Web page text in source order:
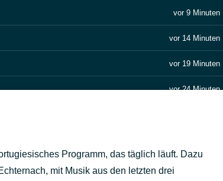
vor 9 Minuten
vor 14 Minuten
vor 19 Minuten
vor 24 Minuten
vor 35 Minuten
Programm, das täglich läuft. Dazu
mit Musik aus den letzten drei